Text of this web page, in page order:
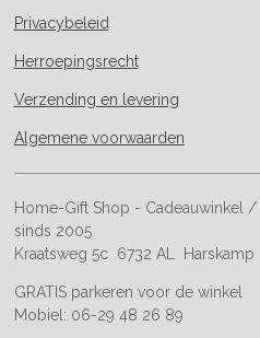
Privacybeleid
Herroepingsrecht
Verzending en levering
Algemene voorwaarden
Home-Gift Shop - Cadeauwinkel
sinds 2005
Kraatsweg 5c 6732 AL Harskamp
GRATIS parkeren voor de
Mobiel: 06-29 48 26 89